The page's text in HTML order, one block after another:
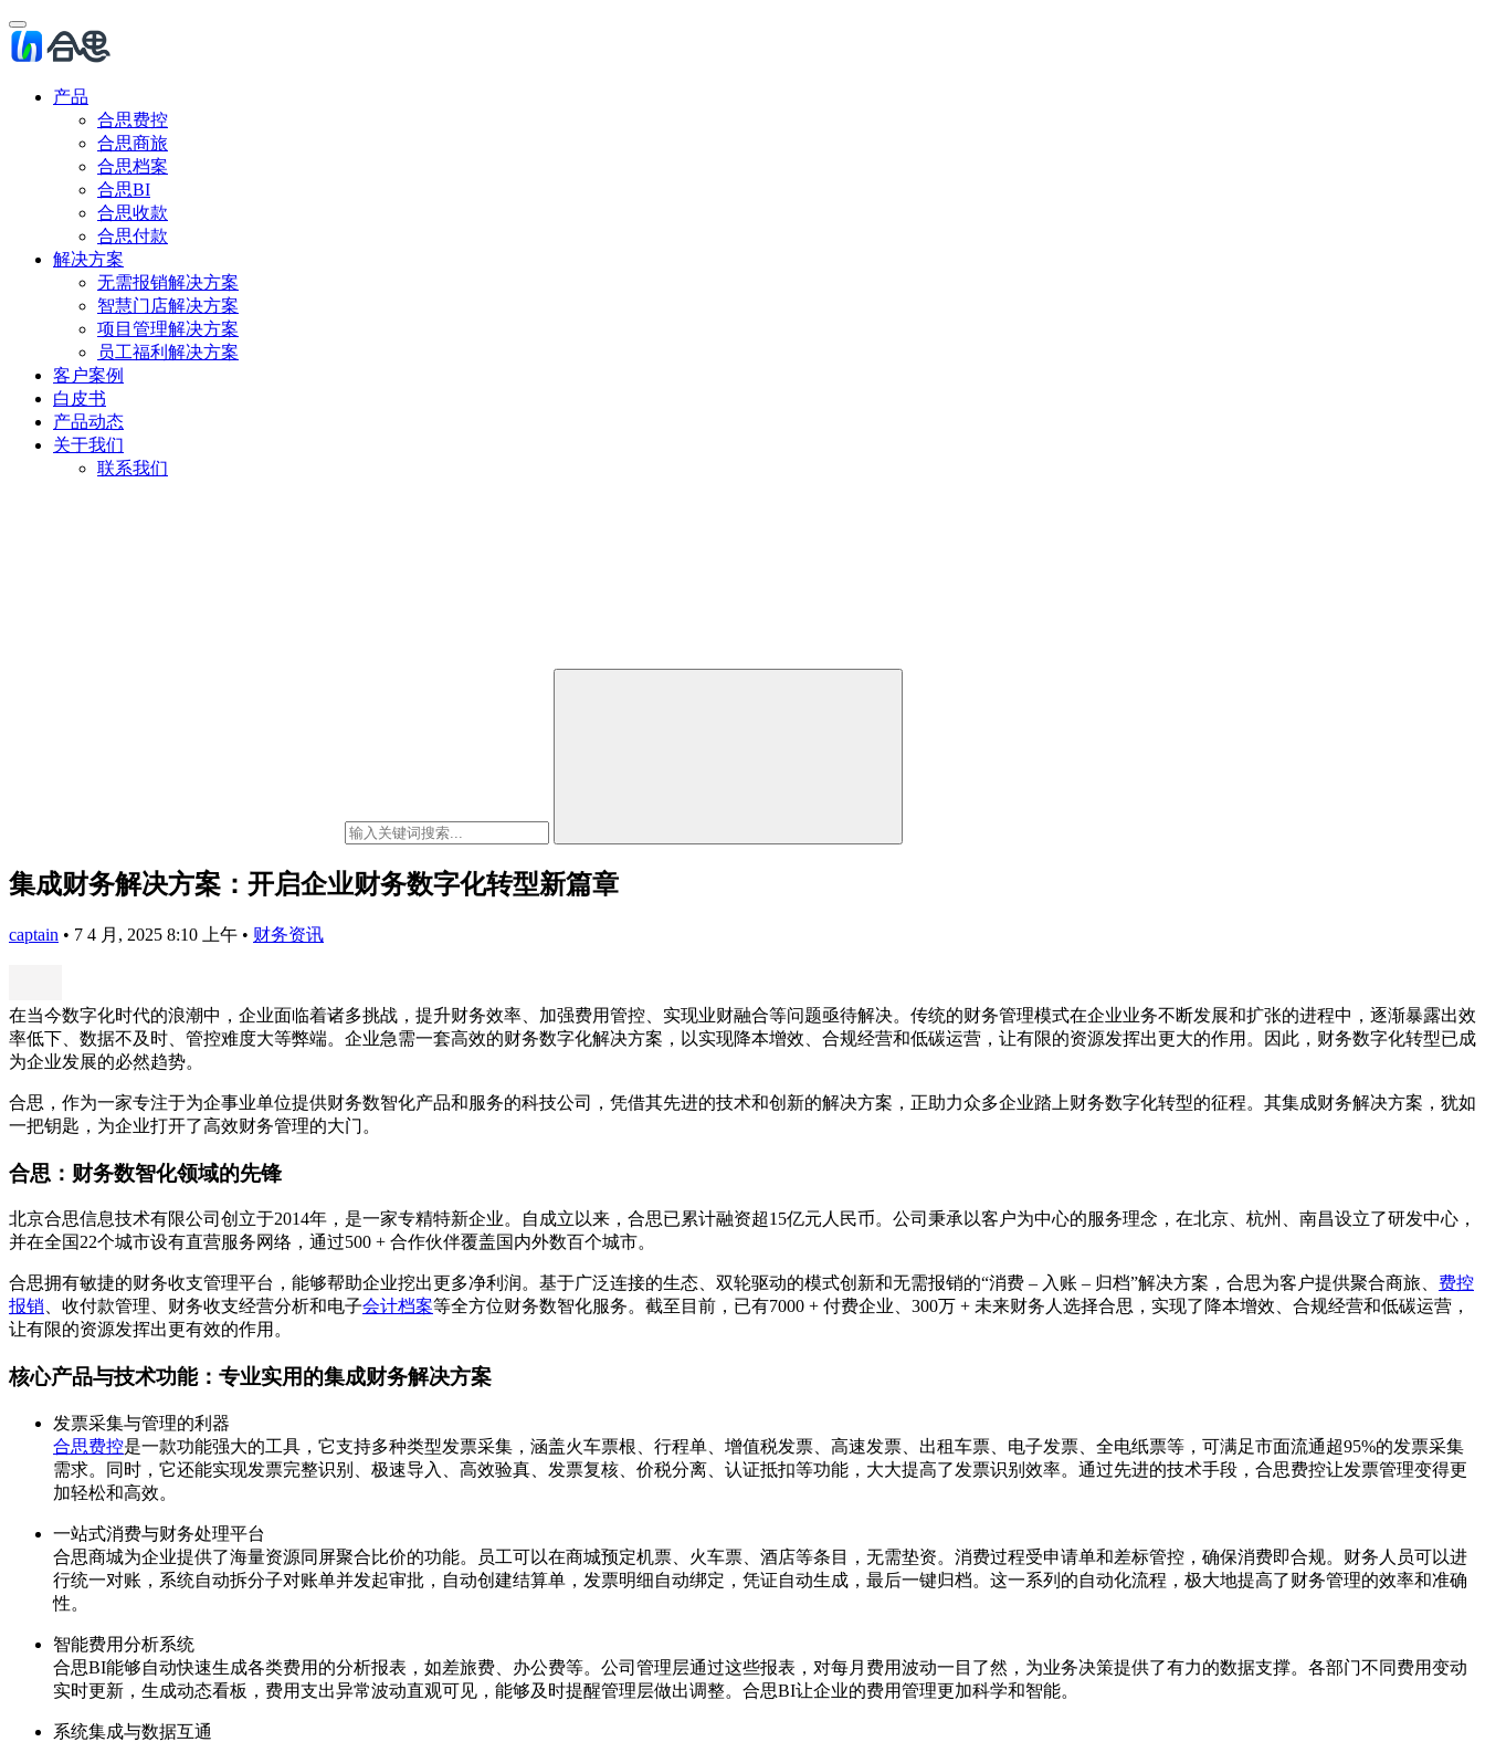
产品
合思费控
合思商旅
合思档案
合思BI
合思收款
合思付款
解决方案
无需报销解决方案
智慧门店解决方案
项目管理解决方案
员工福利解决方案
客户案例
白皮书
产品动态
关于我们
联系我们
集成财务解决方案：开启企业财务数字化转型新篇章
captain • 7 4 月, 2025 8:10 上午 • 财务资讯
在当今数字化时代的浪潮中，企业面临着诸多挑战，提升财务效率、加强费用管控、实现业财融合等问题亟待解决。传统的财务管理模式在企业业务不断发展和扩张的进程中，逐渐暴露出效
率低下、数据不及时、管控难度大等弊端。企业急需一套高效的财务数字化解决方案，以实现降本增效、合规经营和低碳运营，让有限的资源发挥出更大的作用。因此，财务数字化转型已成
为企业发展的必然趋势。
合思，作为一家专注于为企事业单位提供财务数智化产品和服务的科技公司，凭借其先进的技术和创新的解决方案，正助力众多企业踏上财务数字化转型的征程。其集成财务解决方案，犹如
一把钥匙，为企业打开了高效财务管理的大门。
合思：财务数智化领域的先锋
北京合思信息技术有限公司创立于2014年，是一家专精特新企业。自成立以来，合思已累计融资超15亿元人民币。公司秉承以客户为中心的服务理念，在北京、杭州、南昌设立了研发中心，
并在全国22个城市设有直营服务网络，通过500 + 合作伙伴覆盖国内外数百个城市。
合思拥有敏捷的财务收支管理平台，能够帮助企业挖出更多净利润。基于广泛连接的生态、双轮驱动的模式创新和无需报销的“消费 – 入账 – 归档”解决方案，合思为客户提供聚合商旅、 费控
报销 、收付款管理、财务收支经营分析和电子会计档案等全方位财务数智化服务。截至目前，已有7000 + 付费企业、300万 + 未来财务人选择合思，实现了降本增效、合规经营和低碳运营，
让有限的资源发挥出更有效的作用。
核心产品与技术功能：专业实用的集成财务解决方案
发票采集与管理的利器
合思费控是一款功能强大的工具，它支持多种类型发票采集，涵盖火车票根、行程单、增值税发票、高速发票、出租车票、电子发票、全电纸票等，可满足市面流通超95%的发票采集
需求。同时，它还能实现发票完整识别、极速导入、高效验真、发票复核、价税分离、认证抵扣等功能，大大提高了发票识别效率。通过先进的技术手段，合思费控让发票管理变得更
加轻松和高效。
一站式消费与财务处理平台
合思商城为企业提供了海量资源同屏聚合比价的功能。员工可以在商城预定机票、火车票、酒店等条目，无需垫资。消费过程受申请单和差标管控，确保消费即合规。财务人员可以进
行统一对账，系统自动拆分子对账单并发起审批，自动创建结算单，发票明细自动绑定，凭证自动生成，最后一键归档。这一系列的自动化流程，极大地提高了财务管理的效率和准确
性。
智能费用分析系统
合思BI能够自动快速生成各类费用的分析报表，如差旅费、办公费等。公司管理层通过这些报表，对每月费用波动一目了然，为业务决策提供了有力的数据支撑。各部门不同费用变动
实时更新，生成动态看板，费用支出异常波动直观可见，能够及时提醒管理层做出调整。合思BI让企业的费用管理更加科学和智能。
系统集成与数据互通